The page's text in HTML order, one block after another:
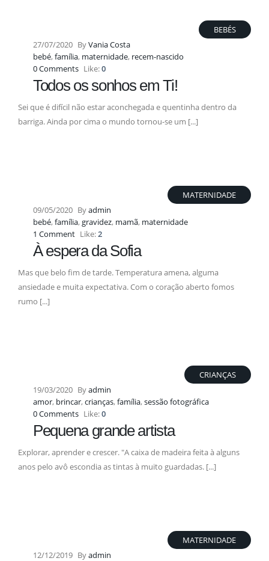
27/07/2020 ByVania Costa
BEBÉS
bebé,família, maternidade, recem-nascido
0 Comments Like:0
Todos os sonhos em Ti!
Sei que é difícil não estar aconchegada e quentinha dentro da
barriga. Ainda por cima o mundo tornou-se um [...]
09/05/2020 Byadmin
MATERNIDADE
bebé,família,gravidez, mamã, maternidade
1 Comment Like:2
À espera da Sofia
Mas que belo fim de tarde. Temperatura amena, alguma
ansiedade e muita expectativa. Com o coração aberto fomos
rumo [...]
19/03/2020 Byadmin
CRIANÇAS
amor, brincar,crianças,família,sessão fotográfica
0 Comments Like:0
Pequena grande artista
Explorar, aprender e crescer. "A caixa de madeira feita à alguns
anos pelo avô escondia as tintas à muito guardadas. [...]
12/12/2019 Byadmin
MATERNIDADE